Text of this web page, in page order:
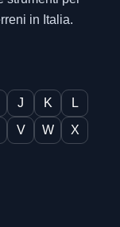
in Italia.
J K
L
V W
X